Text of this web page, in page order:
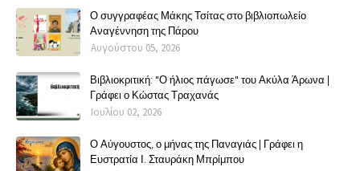
Ο συγγραφέας Μάκης Τσίτας στο βιβλιοπωλείο
Αναγέννηση της Πάρου
Αυγούστου 05, 2026
Βιβλιοκριτική: "Ο ήλιος πάγωσε" του Ακύλα Άρωνα |
Γράφει ο Κώστας Τραχανάς
Ιουλίου 02, 2026
Ο Αύγουστος, ο μήνας της Παναγιάς | Γράφει η
Ευστρατία Ι. Σταυράκη Μπρίμπου